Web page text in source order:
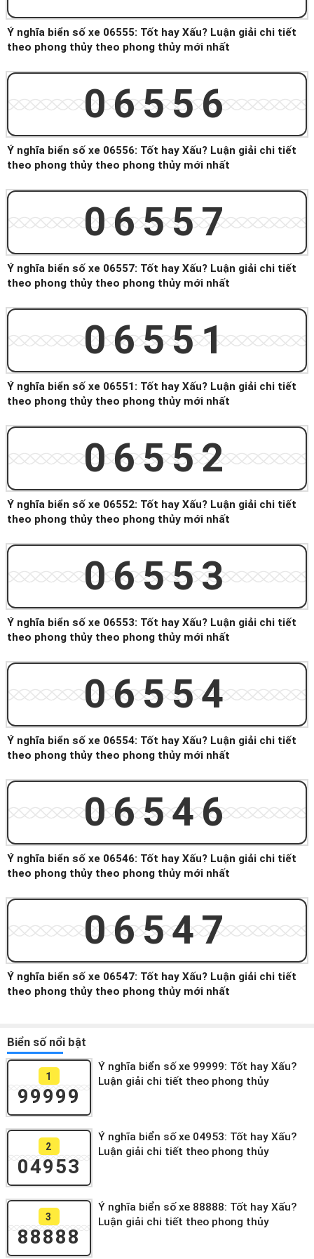
Ý nghĩa biển số xe 06555: Tốt hay Xấu? Luận giải chi tiết
theo phong thủy theo phong thủy mới nhất
06556
Ý nghĩa biển số xe 06556: Tốt hay Xấu? Luận giải chi tiết
theo phong thủy theo phong thủy mới nhất
06557
Ý nghĩa biển số xe 06557: Tốt hay Xấu? Luận giải chi tiết
theo phong thủy theo phong thủy mới nhất
06551
Ý nghĩa biển số xe 06551: Tốt hay Xấu? Luận giải chi tiết
theo phong thủy theo phong thủy mới nhất
06552
Ý nghĩa biển số xe 06552: Tốt hay Xấu? Luận giải chi tiết
theo phong thủy theo phong thủy mới nhất
06553
Ý nghĩa biển số xe 06553: Tốt hay Xấu? Luận giải chi tiết
theo phong thủy theo phong thủy mới nhất
06554
Ý nghĩa biển số xe 06554: Tốt hay Xấu? Luận giải chi tiết
theo phong thủy theo phong thủy mới nhất
06546
Ý nghĩa biển số xe 06546: Tốt hay Xấu? Luận giải chi tiết
theo phong thủy theo phong thủy mới nhất
06547
Ý nghĩa biển số xe 06547: Tốt hay Xấu? Luận giải chi tiết
theo phong thủy theo phong thủy mới nhất
Biển số nổi bật
1
99999
Ý nghĩa biển số xe 99999: Tốt hay Xấu?
Luận giải chi tiết theo phong thủy
2
04953
Ý nghĩa biển số xe 04953: Tốt hay Xấu?
Luận giải chi tiết theo phong thủy
3
88888
Ý nghĩa biển số xe 88888: Tốt hay Xấu?
Luận giải chi tiết theo phong thủy